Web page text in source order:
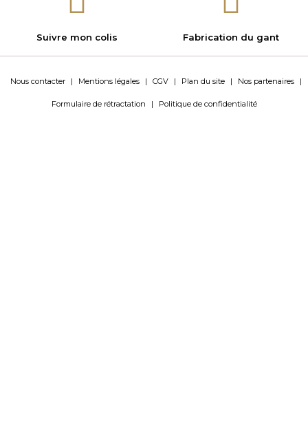
Suivre mon colis Fabrication du gant
Nous contacter | Mentions légales | CGV | Plan du site | Nos partenaires |
Formulaire de rétractation | Politique de confidentialité